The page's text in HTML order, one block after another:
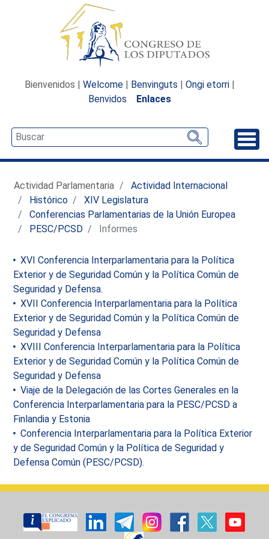
Bienvenidos | Welcome | Benvinguts | Ongi etorri |
Benvidos
Enlaces
Actividad Parlamentaria
Actividad Internacional
Histórico
XIV Legislatura
Conferencias Parlamentarias de la Unión Europea
PESC/PCSD
Informes
XVI Conferencia Interparlamentaria para la Política
Exterior y de Seguridad Común y la Política Común de
Seguridad y Defensa.
XVII Conferencia Interparlamentaria para la Política
Exterior y de Seguridad Común y la Política Común de
Seguridad y Defensa
XVIII Conferencia Interparlamentaria para la Política
Exterior y de Seguridad Común y la Política Común de
Seguridad y Defensa
Viaje de la Delegación de las Cortes Generales en la
Conferencia Interparlamentaria para la PESC/PCSD a
Finlandia y Estonia
Conferencia Interparlamentaria para la Política Exterior
y de Seguridad Común y la Política de Seguridad y
Defensa Común (PESC/PCSD).